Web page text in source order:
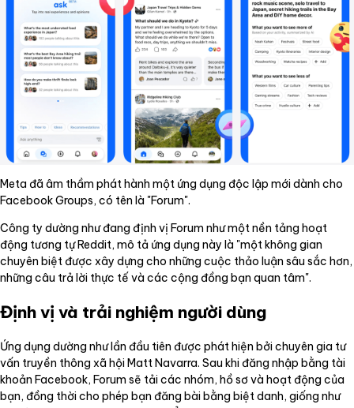
Meta đã âm thầm phát hành một ứng dụng độc lập mới dành cho
Facebook Groups, có tên là "Forum".
Công ty dường như đang định vị Forum như một nền tảng hoạt
động tương tự Reddit, mô tả ứng dụng này là "một không gian
chuyên biệt được xây dựng cho những cuộc thảo luận sâu sắc hơn,
những câu trả lời thực tế và các cộng đồng bạn quan tâm".
Định vị và trải nghiệm người dùng
Ứng dụng dường như lần đầu tiên được phát hiện bởi chuyên gia tư
vấn truyền thông xã hội Matt Navarra. Sau khi đăng nhập bằng tài
khoản Facebook, Forum sẽ tải các nhóm, hồ sơ và hoạt động của
bạn, đồng thời cho phép bạn đăng bài bằng biệt danh, giống như